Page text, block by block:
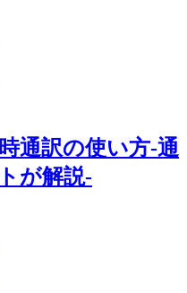
通訳の使い方-通
が解説-